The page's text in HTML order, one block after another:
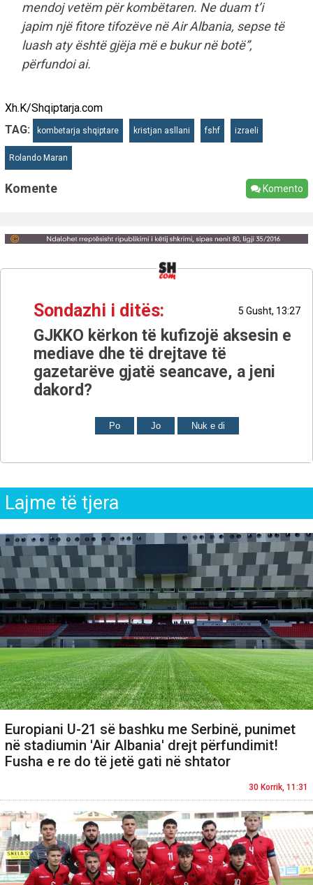
mendoj vetëm për kombëtaren. Ne duam t’i
japim një fitore tifozëve në Air Albania, sepse të
luash aty është gjëja më e bukur në botë”,
përfundoi ai.
Xh.K/Shqiptarja.com
TAG:
kombetarja shqiptare kristjan asllani fshf izraeli
Rolando Maran
Komente Komento
Sondazhi i ditës: 5 Gusht, 13:27
GJKKO kërkon të kufizojë aksesin e
mediave dhe të drejtave të
gazetarëve gjatë seancave, a jeni
dakord?
Po Jo Nuk e di
Lajme të tjera
Europiani U-21 së bashku me Serbinë, punimet
në stadiumin 'Air Albania' drejt përfundimit!
Fusha e re do të jetë gati në shtator
30 Korrik, 11:31